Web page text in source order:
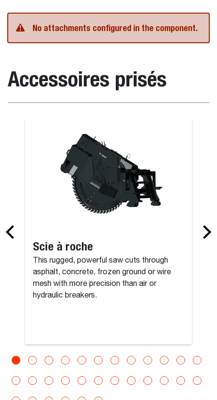
No attachments configured in the component.
Accessoires prisés
Scie à roche
This rugged, powerful saw cuts through
asphalt, concrete, frozen ground or wire
mesh with more precision than air or
hydraulic breakers.